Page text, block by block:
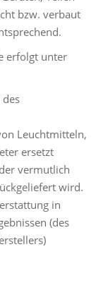
bzw. verbaut
erfolgt unter
Leuchtmitteln,
ersetzt
vermutlich
wird.
in
(des